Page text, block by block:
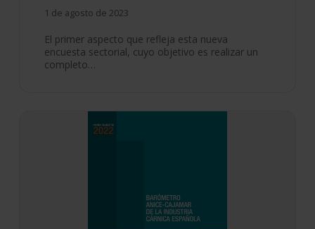
1 de agosto de 2023
El primer aspecto que refleja esta nueva
encuesta sectorial, cuyo objetivo es realizar un
completo…